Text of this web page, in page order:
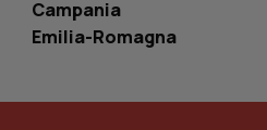
Campania
Emilia-Romagna
named-enable